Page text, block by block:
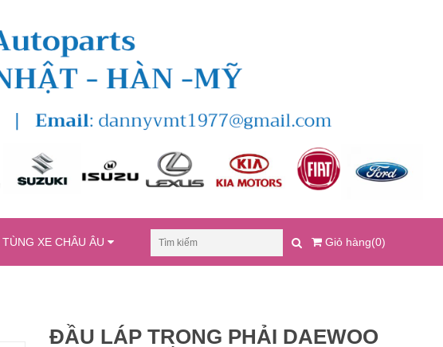
TÙNG XE CHÂU ÂU Giỏ hàng(0)
ĐẦU LÁP TRONG PHẢI DAEWOO